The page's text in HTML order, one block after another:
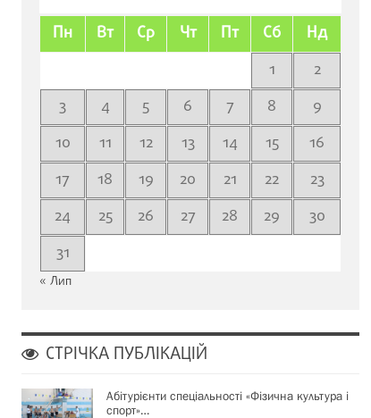
Пн Вт Ср Чт Пт Сб Нд
1
2
3
4 5 6 7 8
9
10
11 12 13 14 15
16
17
18 19 20 21 22
23
24
25 26 27 28 29
30
31
« Лип
СТРІЧКА ПУБЛІКАЦІЙ
Абітурієнти спеціальності «Фізична культура і
спорт»…